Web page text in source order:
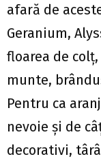
afară de
Geranium,
floarea de
munte,
Pentru ca
nevoie şi de
decorativi,